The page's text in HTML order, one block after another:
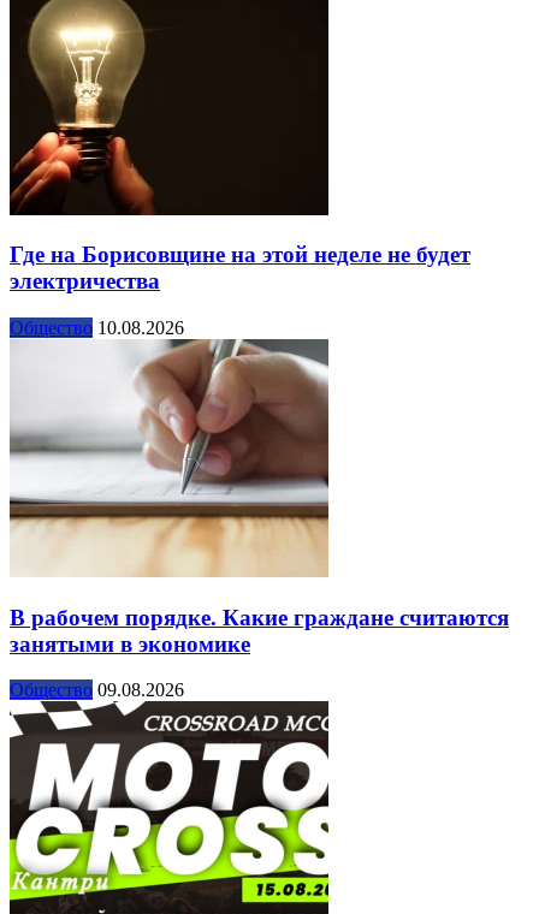
Где на Борисовщине на этой неделе не будет
электричества
Общество 10.08.2026
В рабочем порядке. Какие граждане считаются
занятыми в экономике
Общество 09.08.2026